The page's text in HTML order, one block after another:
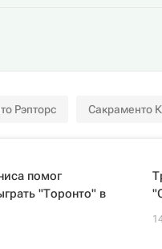
Рэпторс Сакраменто
помог
"Торонто" в